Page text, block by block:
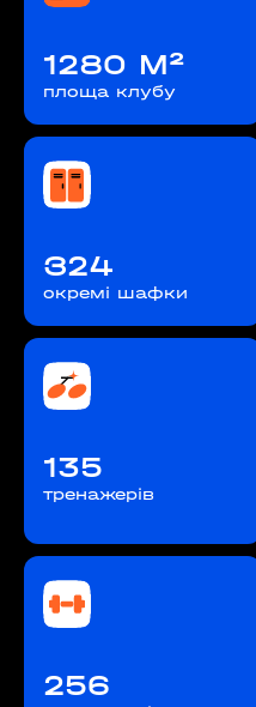
1280 М²
площа клубу
З24
окремі шафки
135
тренажерів
256